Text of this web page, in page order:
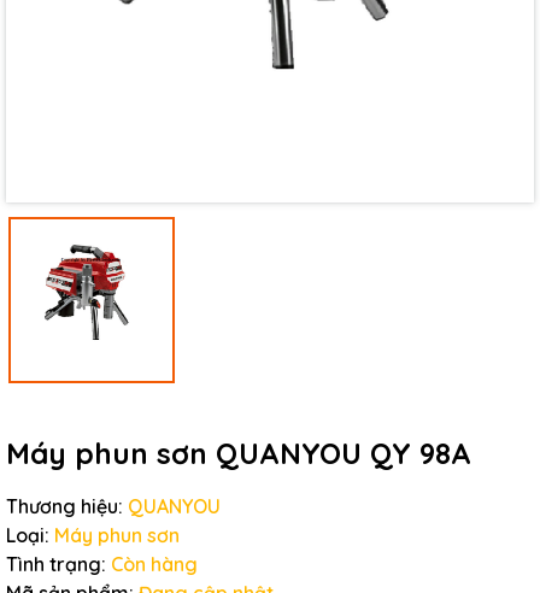
Máy phun sơn QUANYOU QY 98A
Thương hiệu: QUANYOU
Loại: Máy phun sơn
Tình trạng: Còn hàng